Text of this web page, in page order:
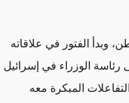
وبدأ الفتور في علاقاته
رئاسة الوزراء في إسرائيل
المبكرة معه